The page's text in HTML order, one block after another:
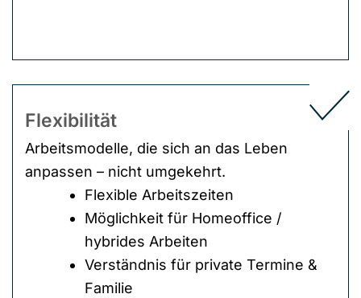
Flexibilität
Arbeitsmodelle, die sich an das Leben
anpassen – nicht umgekehrt.
Flexible Arbeitszeiten
Möglichkeit für Homeoffice /
hybrides Arbeiten
Verständnis für private Termine &
Familie